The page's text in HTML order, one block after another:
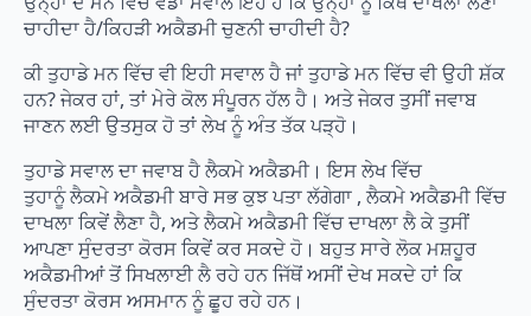
ਚਾਹੀਦਾ ਹੈ/ਕਿਹੜੀ ਅਕੈਡਮੀ ਚੁਣਨੀ ਚਾਹੀਦੀ ਹੈ?
ਕੀ ਤੁਹਾਡੇ ਮਨ ਵਿੱਚ ਵੀ ਇਹੀ ਸਵਾਲ ਹੈ ਜਾਂ ਤੁਹਾਡੇ ਮਨ ਵਿੱਚ ਵੀ ਉਹੀ ਸ਼ੱਕ
ਹਨ? ਜੇਕਰ ਹਾਂ, ਤਾਂ ਮੇਰੇ ਕੋਲ ਸੰਪੂਰਨ ਹੱਲ ਹੈ। ਅਤੇ ਜੇਕਰ ਤੁਸੀਂ ਜਵਾਬ
ਜਾਣਨ ਲਈ ਉਤਸੁਕ ਹੋ ਤਾਂ ਲੇਖ ਨੂੰ ਅੰਤ ਤੱਕ ਪੜ੍ਹੋ।
ਤੁਹਾਡੇ ਸਵਾਲ ਦਾ ਜਵਾਬ ਹੈ ਲੈਕਮੇ ਅਕੈਡਮੀ। ਇਸ ਲੇਖ ਵਿੱਚ
ਤੁਹਾਨੂੰ ਲੈਕਮੇ ਅਕੈਡਮੀ ਬਾਰੇ ਸਭ ਕੁਝ ਪਤਾ ਲੱਗੇਗਾ , ਲੈਕਮੇ ਅਕੈਡਮੀ ਵਿੱਚ
ਦਾਖਲਾ ਕਿਵੇਂ ਲੈਣਾ ਹੈ, ਅਤੇ ਲੈਕਮੇ ਅਕੈਡਮੀ ਵਿੱਚ ਦਾਖਲਾ ਲੈ ਕੇ ਤੁਸੀਂ
ਆਪਣਾ ਸੁੰਦਰਤਾ ਕੋਰਸ ਕਿਵੇਂ ਕਰ ਸਕਦੇ ਹੋ। ਬਹੁਤ ਸਾਰੇ ਲੋਕ ਮਸ਼ਹੂਰ
ਅਕੈਡਮੀਆਂ ਤੋਂ ਸਿਖਲਾਈ ਲੈ ਰਹੇ ਹਨ ਜਿੱਥੋਂ ਅਸੀਂ ਦੇਖ ਸਕਦੇ ਹਾਂ ਕਿ
ਸੁੰਦਰਤਾ ਕੋਰਸ ਅਸਮਾਨ ਨੂੰ ਛੂਹ ਰਹੇ ਹਨ।